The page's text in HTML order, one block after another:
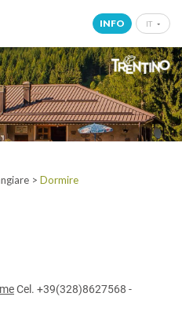
IT
EN
DE
NL
INFO
> Dormire
Cel. +39(328)8627568 -